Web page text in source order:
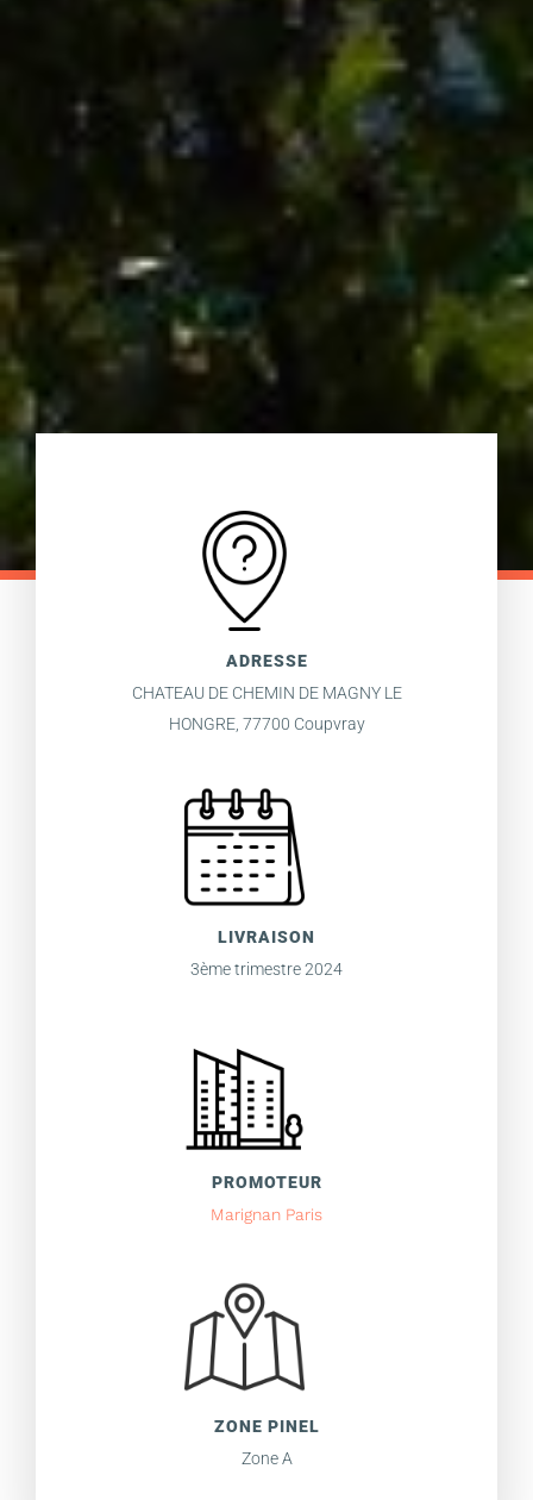
ADRESSE
CHATEAU DE CHEMIN DE MAGNY LE
HONGRE, 77700 Coupvray
LIVRAISON
3ème trimestre 2024
PROMOTEUR
Marignan Paris
ZONE PINEL
Zone A